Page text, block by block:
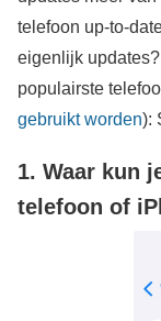
telefoon up-to-
eigenlijk
populairste
gebruikt worden):
1. Waar kun
telefoon of